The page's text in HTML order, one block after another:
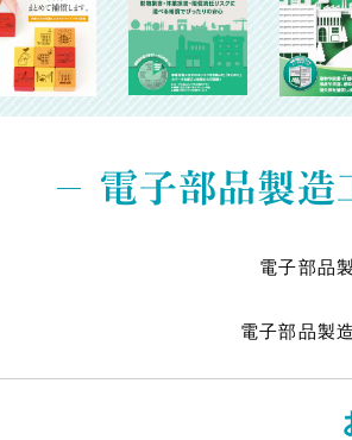
電子部品製造
電子部品
電子部品製